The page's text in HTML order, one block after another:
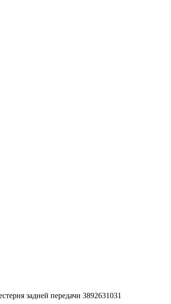
задней передачи 3892631031